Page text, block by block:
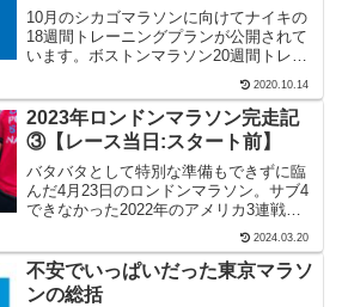
10月のシカゴマラソンに向けてナイキの
18週間トレーニングプランが公開されて
います。ボストンマラソン20週間トレー
ニングプランを実行して勉強になりまし
た。目標レースに向けて世界6大マラソン
トレーニングプランを活用してみてはい
かがでしょうか。
2020.10.14
2023年ロンドンマラソン完走記
③【レース当日:スタート前】
バタバタとして特別な準備もできずに臨
んだ4月23日のロンドンマラソン。サブ4
できなかった2022年のアメリカ3連戦の
リベンジを果たせるか、ドキドキ。ニュ
ーヨークシティマラソンでは雨がパラつ
いたけど、ずっと雨が降るフルマラソン
は初体験でした。
2024.03.20
不安でいっぱいだった東京マラソ
ンの総括